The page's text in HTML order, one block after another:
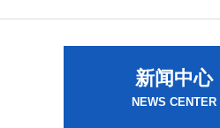
新闻中心
NEWS CENTER